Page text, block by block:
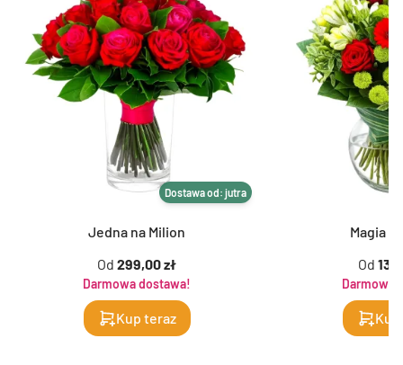
Dostawa od: jutra
Jedna na Milion
Od 299,00 zł
Darmowa dostawa!
Kup teraz
Magia
Od
Darmowa